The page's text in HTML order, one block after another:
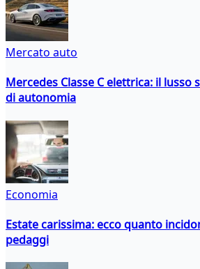
Mercato auto
Mercedes Classe C elettrica: il lusso
di autonomia
Economia
Estate carissima: ecco quanto
pedaggi